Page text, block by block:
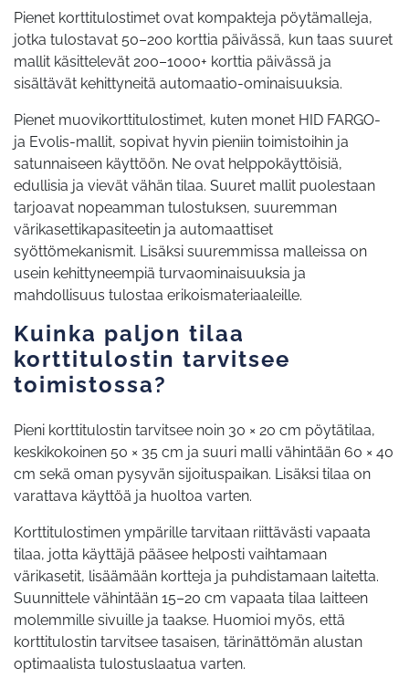
Pienet korttitulostimet ovat kompakteja pöytämalleja,
jotka tulostavat 50–200 korttia päivässä, kun taas suuret
mallit käsittelevät 200–1000+ korttia päivässä ja
sisältävät kehittyneitä automaatio-ominaisuuksia.
Pienet muovikorttitulostimet, kuten monet HID FARGO-
ja Evolis-mallit, sopivat hyvin pieniin toimistoihin ja
satunnaiseen käyttöön. Ne ovat helppokäyttöisiä,
edullisia ja vievät vähän tilaa. Suuret mallit puolestaan
tarjoavat nopeamman tulostuksen, suuremman
värikasettikapasiteetin ja automaattiset
syöttömekanismit. Lisäksi suuremmissa malleissa on
usein kehittyneempiä turvaominaisuuksia ja
mahdollisuus tulostaa erikoismateriaaleille.
Kuinka paljon tilaa
korttitulostin tarvitsee
toimistossa?
Pieni korttitulostin tarvitsee noin 30 × 20 cm pöytätilaa,
keskikokoinen 50 × 35 cm ja suuri malli vähintään 60 × 40
cm sekä oman pysyvän sijoituspaikan. Lisäksi tilaa on
varattava käyttöä ja huoltoa varten.
Korttitulostimen ympärille tarvitaan riittävästi vapaata
tilaa, jotta käyttäjä pääsee helposti vaihtamaan
värikasetit, lisäämään kortteja ja puhdistamaan laitetta.
Suunnittele vähintään 15–20 cm vapaata tilaa laitteen
molemmille sivuille ja taakse. Huomioi myös, että
korttitulostin tarvitsee tasaisen, tärinättömän alustan
optimaalista tulostuslaatua varten.